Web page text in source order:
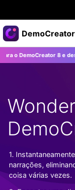
Produtos em
Criatividade digital
Utilitários
Negócios
Sala de imprensa
Loja
Suporte
DemoCreator
Produtos
Recursos
Todos os
Recursos de IA
Dicas de IA
Todos os
Soluções
DemoCreator
Blog
Mais
Central de Ajuda
Começe a Usar
Suporte
TESTE GRÁTIS
8 e
1.
narrações,
coisa várias vezes.